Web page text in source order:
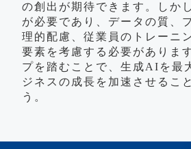
の創出が期待できます。しか
が必要であり、データの質、
理的配慮、従業員のトレーニ
要素を考慮する必要がありま
プを踏むことで、生成AIを最
ジネスの成長を加速させるこ
う。